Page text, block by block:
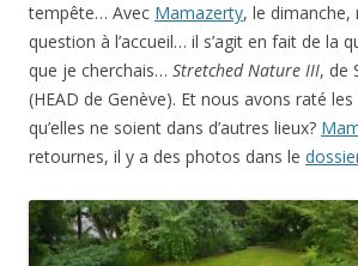
tempête… Avec Mamazerty, le dimanche,
question à l’accueil… il s’agit en fait de la
que je cherchais… Stretched Nature III, de
(HEAD de Genève). Et nous avons raté
qu’elles ne soient dans d’autres lieux?
retournes, il y a des photos dans le